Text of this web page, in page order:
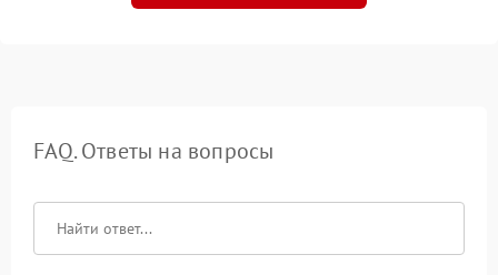
FAQ. Ответы на вопросы